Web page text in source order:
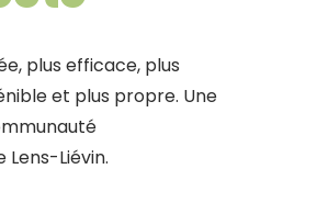
plus efficace, plus
et plus propre. Une
Lens-Liévin.